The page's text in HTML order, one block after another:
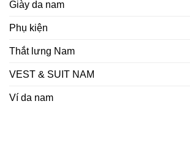
Giày da nam
Phụ kiện
Thắt lưng Nam
VEST & SUIT NAM
Ví da nam